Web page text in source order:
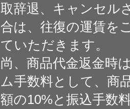
取辞退、キャンセル
合は、往復の運賃を
ていただきます。
尚、商品代金返金時
ム手数料として、商
額の10%と振込手数